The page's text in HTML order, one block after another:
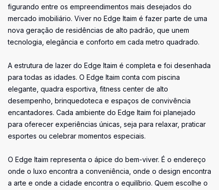
figurando entre os empreendimentos mais desejados do
mercado imobiliário. Viver no Edge Itaim é fazer parte de uma
nova geração de residências de alto padrão, que unem
tecnologia, elegância e conforto em cada metro quadrado.
A estrutura de lazer do Edge Itaim é completa e foi desenhada
para todas as idades. O Edge Itaim conta com piscina
elegante, quadra esportiva, fitness center de alto
desempenho, brinquedoteca e espaços de convivência
encantadores. Cada ambiente do Edge Itaim foi planejado
para oferecer experiências únicas, seja para relaxar, praticar
esportes ou celebrar momentos especiais.
O Edge Itaim representa o ápice do bem-viver. É o endereço
onde o luxo encontra a conveniência, onde o design encontra
a arte e onde a cidade encontra o equilíbrio. Quem escolhe o